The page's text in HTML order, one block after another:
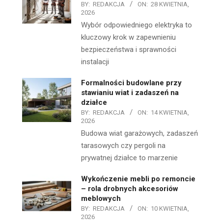
BY: REDAKCJA ON: 28 KWIETNIA,
2026
Wybór odpowiedniego elektryka to
kluczowy krok w zapewnieniu
bezpieczeństwa i sprawności
instalacji
Formalności budowlane przy
stawianiu wiat i zadaszeń na
działce
BY: REDAKCJA ON: 14 KWIETNIA,
2026
Budowa wiat garażowych, zadaszeń
tarasowych czy pergoli na
prywatnej działce to marzenie
Wykończenie mebli po remoncie
– rola drobnych akcesoriów
meblowych
BY: REDAKCJA ON: 10 KWIETNIA,
2026